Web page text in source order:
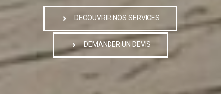
DECOUVRIR NOS SERVICES
DEMANDER UN DEVIS